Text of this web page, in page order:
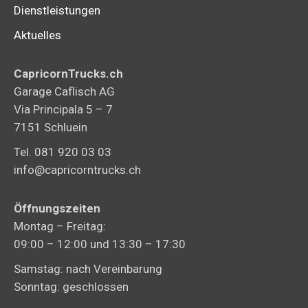
Dienstleistungen
Aktuelles
CapricornTrucks.ch
Garage Caflisch AG
Via Principala 5 – 7
7151 Schluein
Tel. 081 920 03 03
info@capricorntrucks.ch
Öffnungszeiten
Montag – Freitag:
09:00 – 12:00 und 13:30 – 17:30
Samstag: nach Vereinbarung
Sonntag: geschlossen